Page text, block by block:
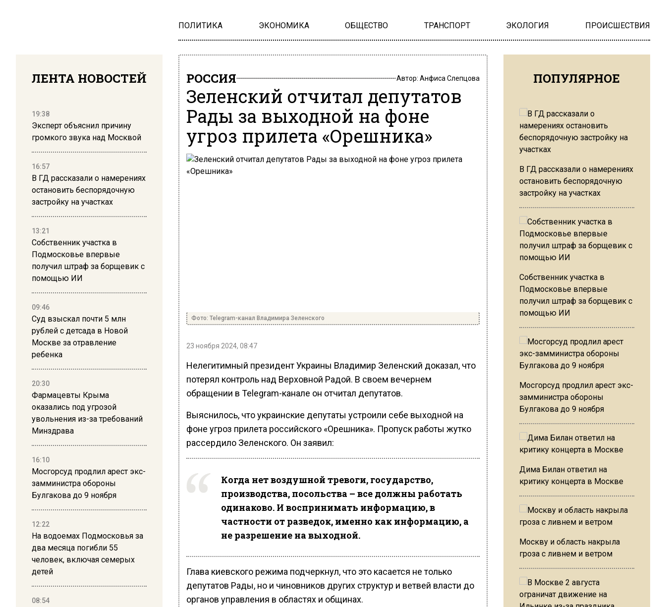
ПОЛИТИКА ЭКОНОМИКА ОБЩЕСТВО ТРАНСПОРТ ЭКОЛОГИЯ ПРОИСШЕСТВИЯ
ЛЕНТА НОВОСТЕЙ
19:38
Эксперт объяснил причину
громкого звука над Москвой
16:57
В ГД рассказали о намерениях
остановить беспорядочную
застройку на участках
13:21
Собственник участка в
Подмосковье впервые
получил штраф за борщевик с
помощью ИИ
09:46
Суд взыскал почти 5 млн
рублей с детсада в Новой
Москве за отравление
ребенка
20:30
Фармацевты Крыма
оказались под угрозой
увольнения из-за требований
Минздрава
16:10
Мосгорсуд продлил арест экс-
замминистра обороны
Булгакова до 9 ноября
12:22
На водоемах Подмосковья за
два месяца погибли 55
человек, включая семерых
детей
08:54
РОССИЯ Автор: Анфиса Слепцова
Зеленский отчитал депутатов
Рады за выходной на фоне
угроз прилета «Орешника»
Фото: Telegram-канал Владимира Зеленского
23 ноября 2024, 08:47
Нелегитимный президент Украины Владимир Зеленский доказал, что
потерял контроль над Верховной Радой. В своем вечернем
обращении в Telegram-канале он отчитал депутатов.
Выяснилось, что украинские депутаты устроили себе выходной на
фоне угроз прилета российского «Орешника». Пропуск работы жутко
рассердило Зеленского. Он заявил:
Когда нет воздушной тревоги, государство,
производства, посольства – все должны работать
одинаково. И воспринимать информацию, в
частности от разведок, именно как информацию, а
не разрешение на выходной.
Глава киевского режима подчеркнул, что это касается не только
депутатов Рады, но и чиновников других структур и ветвей власти до
органов управления в областях и общинах.
ПОПУЛЯРНОЕ
В ГД рассказали о намерениях
остановить беспорядочную
застройку на участках
Собственник участка в
Подмосковье впервые
получил штраф за борщевик с
помощью ИИ
Мосгорсуд продлил арест экс-
замминистра обороны
Булгакова до 9 ноября
Дима Билан ответил на
критику концерта в Москве
Москву и область накрыла
гроза с ливнем и ветром